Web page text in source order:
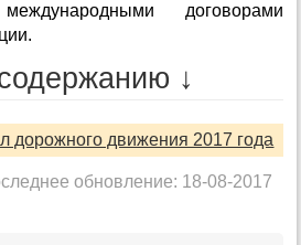
договорами
↓
дорожного движения 2017 года
обновление: 18-08-2017